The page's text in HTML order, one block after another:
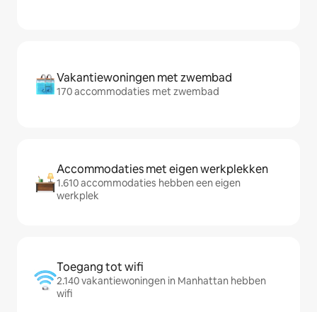
Vakantiewoningen met zwembad
170 accommodaties met zwembad
Accommodaties met eigen werkplekken
1.610 accommodaties hebben een eigen
werkplek
Toegang tot wifi
2.140 vakantiewoningen in Manhattan hebben
wifi